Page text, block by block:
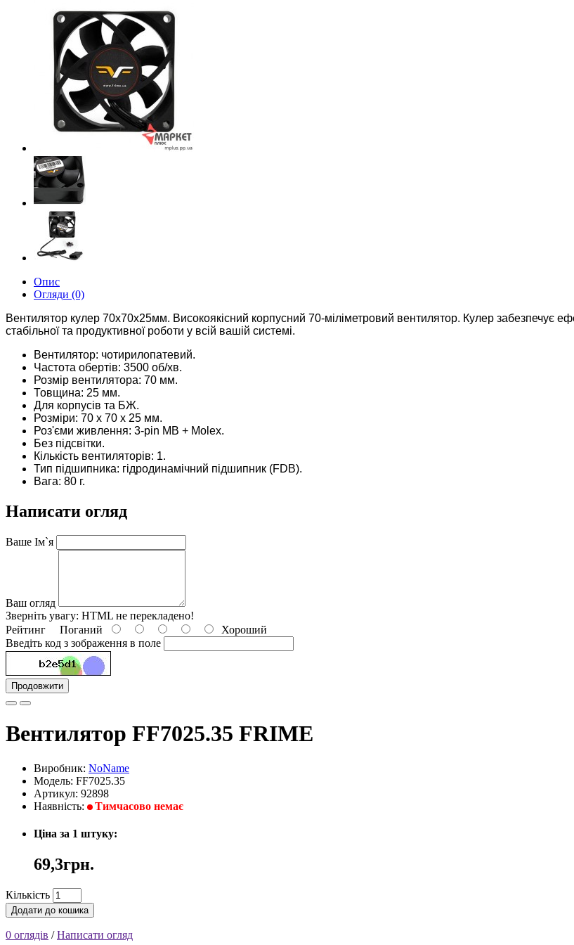
Опис
Огляди (0)
Вентилятор кулер 70x70x25мм. Високоякісний корпусний 70-міліметровий вентилятор. Кулер забезпечує
стабільної та продуктивної роботи у всій вашій системі.
Вентилятор: чотирилопатевий.
Частота обертів: 3500 об/хв.
Розмір вентилятора: 70 мм.
Товщина: 25 мм.
Для корпусів та БЖ.
Розміри: 70 х 70 х 25 мм.
Роз'єми живлення: 3-pin MB + Molex.
Без підсвітки.
Кількість вентиляторів: 1.
Тип підшипника: гідродинамічний підшипник (FDB).
Вага: 80 г.
Написати огляд
Ваше Ім`я
Ваш огляд
Зверніть увагу: HTML не перекладено!
Рейтинг Поганий
Хороший
Введіть код з зображення в поле
Продовжити
Вентилятор FF7025.35 FRIME
Виробник: NoName
Модель: FF7025.35
Артикул: 92898
Наявність:
Тимчасово немає
Ціна за 1 штуку:
69,3грн.
Кількість
Додати до кошика
0 оглядів /Написати огляд